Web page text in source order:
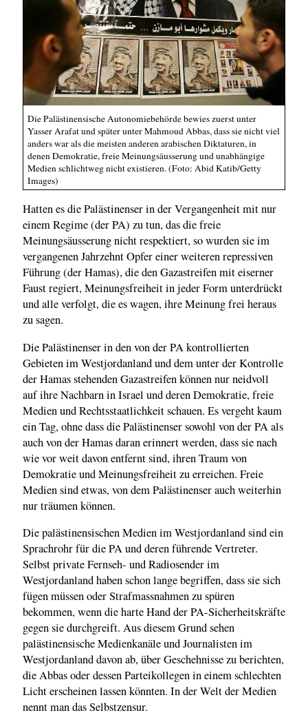
Die Palästinensische Autonomiebehörde bewies zuerst unter
Yasser Arafat und später unter Mahmoud Abbas, dass sie nicht viel
anders war als die meisten anderen arabischen Diktaturen, in
denen Demokratie, freie Meinungsäusserung und unabhängige
Medien schlichtweg nicht existieren. (Foto: Abid Katib/Getty
Images)
Hatten es die Palästinenser in der Vergangenheit mit nur
einem Regime (der PA) zu tun, das die freie
Meinungsäusserung nicht respektiert, so wurden sie im
vergangenen Jahrzehnt Opfer einer weiteren repressiven
Führung (der Hamas), die den Gazastreifen mit eiserner
Faust regiert, Meinungsfreiheit in jeder Form unterdrückt
und alle verfolgt, die es wagen, ihre Meinung frei heraus
zu sagen.
Die Palästinenser in den von der PA kontrollierten
Gebieten im Westjordanland und dem unter der Kontrolle
der Hamas stehenden Gazastreifen können nur neidvoll
auf ihre Nachbarn in Israel und deren Demokratie, freie
Medien und Rechtsstaatlichkeit schauen. Es vergeht kaum
ein Tag, ohne dass die Palästinenser sowohl von der PA als
auch von der Hamas daran erinnert werden, dass sie nach
wie vor weit davon entfernt sind, ihren Traum von
Demokratie und Meinungsfreiheit zu erreichen. Freie
Medien sind etwas, von dem Palästinenser auch weiterhin
nur träumen können.
Die palästinensischen Medien im Westjordanland sind ein
Sprachrohr für die PA und deren führende Vertreter.
Selbst private Fernseh- und Radiosender im
Westjordanland haben schon lange begriffen, dass sie sich
fügen müssen oder Strafmassnahmen zu spüren
bekommen, wenn die harte Hand der PA-Sicherheitskräfte
gegen sie durchgreift. Aus diesem Grund sehen
palästinensische Medienkanäle und Journalisten im
Westjordanland davon ab, über Geschehnisse zu berichten,
die Abbas oder dessen Parteikollegen in einem schlechten
Licht erscheinen lassen könnten. In der Welt der Medien
nennt man das Selbstzensur.